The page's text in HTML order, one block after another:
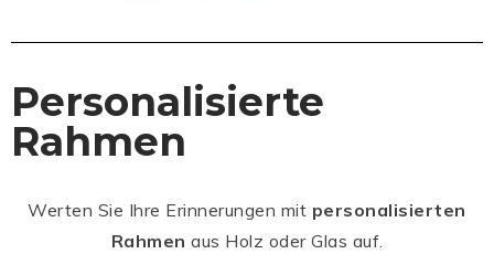
Personalisierte
Rahmen
Werten Sie Ihre Erinnerungen mit personalisierten
Rahmen aus Holz oder Glas auf.